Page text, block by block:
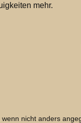
mehr.
nicht anders